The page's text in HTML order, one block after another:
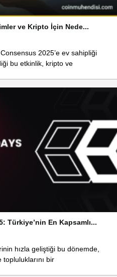
ve Kripto İçin Nede...
2025’e ev sahipliği
bu etkinlik, kripto ve
Türkiye’nin En Kapsamlı...
hızla geliştiği bu dönemde,
bir